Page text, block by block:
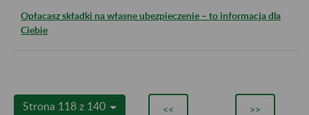
Opłacasz składki na własne ubezpieczenie – to informacja dla
Ciebie
Strona 118 z 140 << >>